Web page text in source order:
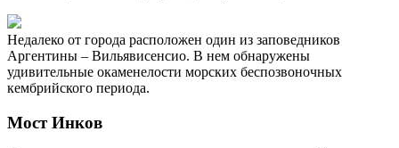
Недалеко от города расположен один из заповедников
Аргентины – Вильявисенсио. В нем обнаружены
удивительные окаменелости морских беспозвоночных
кембрийского периода.
Мост Инков